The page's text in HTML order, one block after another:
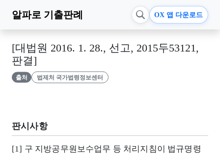
알파로 기출판례 OX 앱 다운로드
[대법원 2016. 1. 28., 선고, 2015두53121,
판결]
출처 법제처 국가법령정보센터
판시사항
[1] 구 지방공무원보수업무 등 처리지침이 법규명령